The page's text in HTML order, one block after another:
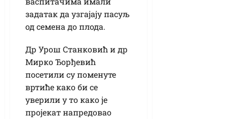
задатак да узгајају пасуљ
од семена до плода.
Др Урош Станковић и др
Мирко Ђорђевић
посетили су поменуте
вртиће како би се
уверили у то како је
пројекат напредовао